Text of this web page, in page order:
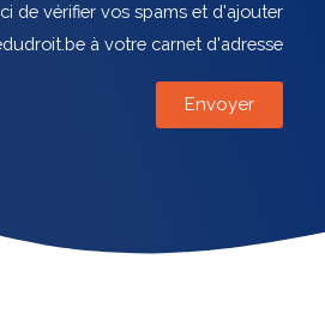
de vérifier vos spams et d'ajouter
à votre carnet d'adresse